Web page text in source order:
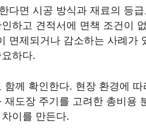
다면 시공 방식과 재료의 등
하고 견적서에 면책 조건이
면제되거나 감소하는 사례가
하다.
께 확인한다. 현장 환경에
도장 주기를 고려한 총비용
이를 만든다.